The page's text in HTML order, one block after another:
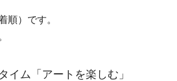
順）です。
イム「アートを楽しむ」